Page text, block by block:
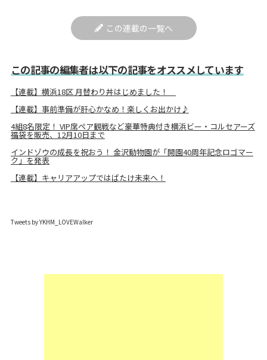
この連載の一覧へ
この記事の編集者は以下の記事をオススメしています
【連載】横浜18区 月替わり丼はじめました！
【連載】事前準備が肝心かなめ！楽しくお出かけ♪
4組8名限定！ VIP席ペア観戦など豪華特典付き横浜ビー・コルセアーズ
福袋を販売、12月10日まで
インドゾウの成長を祝おう！ 金沢動物園が「開園40周年記念ロゴマー
ク」を発表
【連載】キャリアアップではばたけ未来へ！
Tweets by YKHM_LOVEWalker